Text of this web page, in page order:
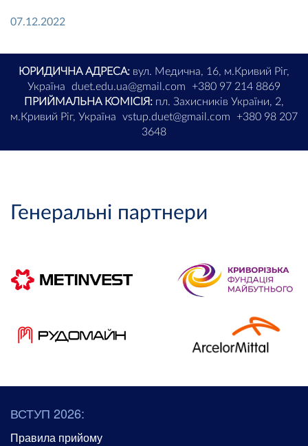
07.12.2022
ЮРИДИЧНА АДРЕСА: вул. Медична, 16, м.Кривий Ріг,
Україна
duet.edu.ua@gmail.com
+380 97 214 8869
ПРИЙМАЛЬНА КОМІСІЯ: пл. Захисників України, 2,
м.Кривий Ріг, Україна
vstup.duet@gmail.com
+380 98 207
3648
Генеральні партнери
ВСТУП 2026:
Правила прийому